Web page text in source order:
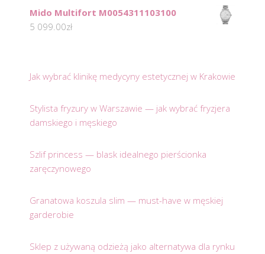
Mido Multifort M0054311103100
5 099.00zł
Jak wybrać klinikę medycyny estetycznej w Krakowie
Stylista fryzury w Warszawie — jak wybrać fryzjera
damskiego i męskiego
Szlif princess — blask idealnego pierścionka
zaręczynowego
Granatowa koszula slim — must-have w męskiej
garderobie
Sklep z używaną odzieżą jako alternatywa dla rynku